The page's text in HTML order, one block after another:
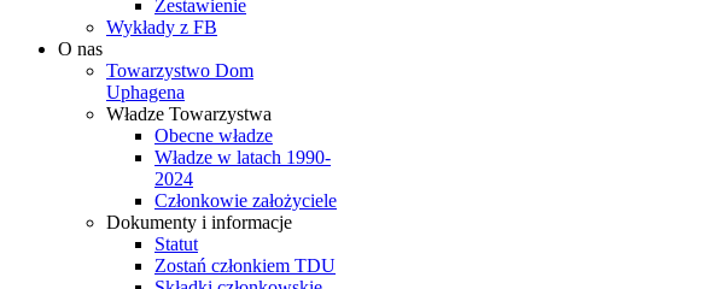
Zestawienie
Wykłady z FB
O nas
Towarzystwo Dom
Uphagena
Władze Towarzystwa
Obecne władze
Władze w latach 1990-
2024
Członkowie założyciele
Dokumenty i informacje
Statut
Zostań członkiem TDU